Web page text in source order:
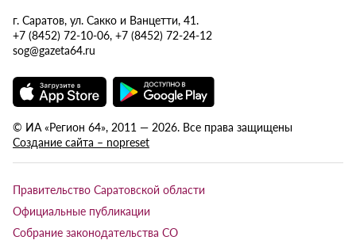
г. Саратов, ул. Сакко и Ванцетти, 41.
+7 (8452) 72-10-06, +7 (8452) 72-24-12
sog@gazeta64.ru
© ИА «Регион 64», 2011 — 2026. Все права защищены
Создание сайта – nopreset
Правительство Саратовской области
Официальные публикации
Собрание законодательства СО